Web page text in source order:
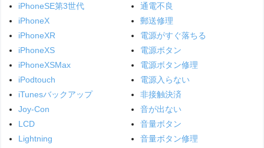
iPhoneSE第3世代
iPhoneX
iPhoneXR
iPhoneXS
iPhoneXSMax
iPodtouch
iTunesバックアップ
Joy-Con
LCD
Lightning
通電不良
郵送修理
電源がすぐ落ちる
電源ボタン
電源ボタン修理
電源入らない
非接触決済
音が出ない
音量ボタン
音量ボタン修理